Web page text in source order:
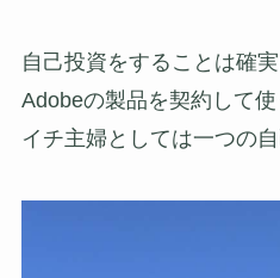
自己投資をすることは確実
Adobeの製品を契約して使
イチ主婦としては一つの